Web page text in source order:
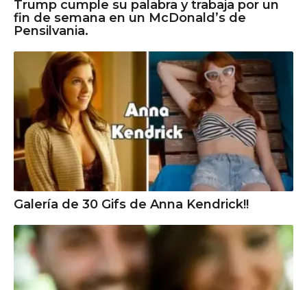
Trump cumple su palabra y trabaja por un
fin de semana en un McDonald’s de
Pensilvania.
Galería de 30 Gifs de Anna Kendrick!!